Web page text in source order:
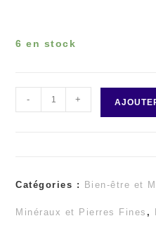
6 en stock
quantité
Dalmatien
chips
- +
Catégories : Bien-être et
Minéraux et Pierres Fines ,